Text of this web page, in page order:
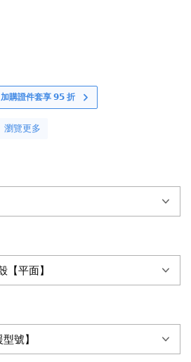
加購證件套享 𝟵𝟱 折
瀏覽更多